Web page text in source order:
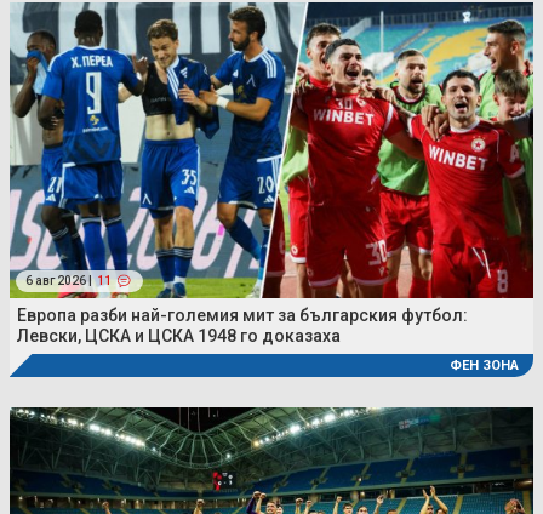
6 авг 2026 | 11
Европа разби най-големия мит за българския футбол:
Левски, ЦСКА и ЦСКА 1948 го доказаха
ФЕН ЗОНА